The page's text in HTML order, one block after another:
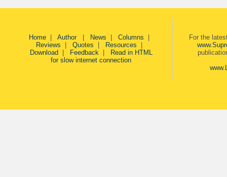
Home| Author News Columns
Reviews
Quotes Resources
Download
Feedback|
Read in HTML
for slow internet connection
For the